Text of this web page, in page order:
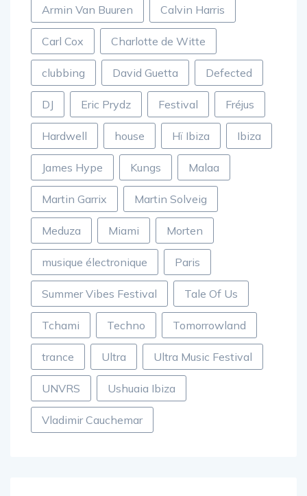
Armin Van Buuren Calvin Harris
Carl Cox Charlotte de Witte
clubbing David Guetta Defected
DJ Eric Prydz Festival Fréjus
Hardwell house Hï Ibiza Ibiza
James Hype Kungs Malaa
Martin Garrix Martin Solveig
Meduza Miami Morten
musique électronique Paris
Summer Vibes Festival Tale Of Us
Tchami Techno Tomorrowland
trance Ultra Ultra Music Festival
UNVRS Ushuaia Ibiza
Vladimir Cauchemar